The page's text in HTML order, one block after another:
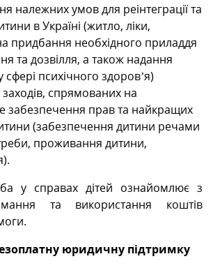
належних умов для реінтеграції та
в Україні (житло, ліки,
придбання необхідного приладдя
та дозвілля, а також надання
сфері психічного здоров’я)
заходів, спрямованих на
забезпечення прав та найкращих
(забезпечення дитини речами
проживання дитини,
у справах дітей ознайомлює з
та використання коштів
юридичну підтримку